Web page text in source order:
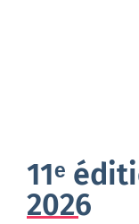
11ᵉ
2026